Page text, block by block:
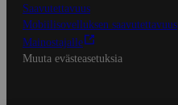
Saavutettavuus
Mobiilisovelluksen saavutettavuus
Mainostajalle
Muuta evästeasetuksia